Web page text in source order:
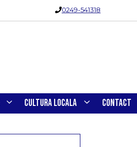
0249-541318
CULTURA LOCALA CONTACT